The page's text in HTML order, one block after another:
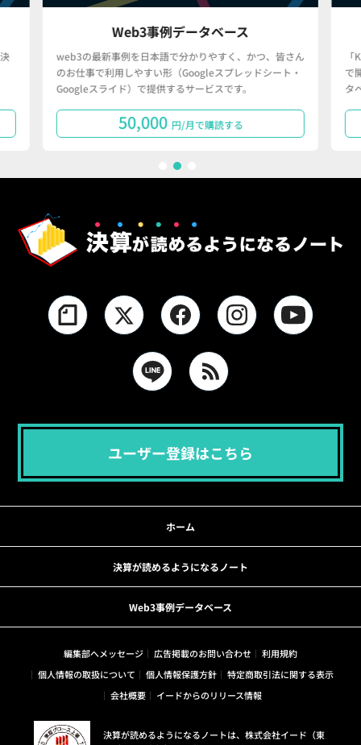
Web3事例データベース
web3の最新事例を日本語で分かりやすく、かつ、皆さん
のお仕事で利用しやすい形（Googleスプレッドシート・
Googleスライド）で提供するサービスです。
50,000 円/月で購読する
で
タ
ユーザー登録はこちら
ホーム
決算が読めるようになるノート
Web3事例データベース
編集部へメッセージ 広告掲載のお問い合わせ
利用規約
個人情報の取扱について
個人情報保護方針
特定商取引法に関する表示
会社概要
イードからのリリース情報
決算が読めるようになるノートは、株式会社イード（東